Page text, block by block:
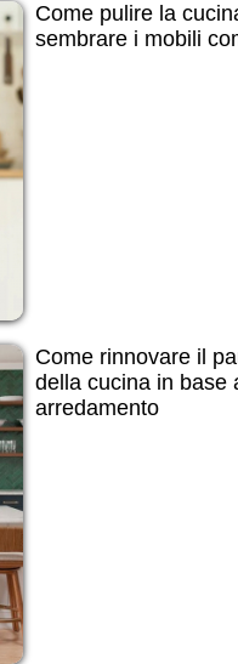
Come pulire la
sembrare i mobili
Come rinnovare il
della cucina in base
arredamento